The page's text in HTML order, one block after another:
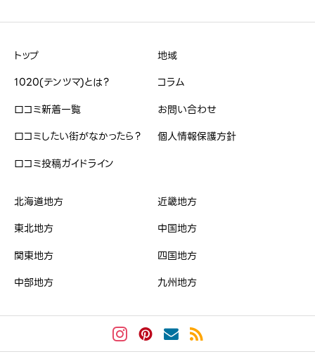
トップ
1020(テンツマ)とは？
口コミ新着一覧
口コミしたい街がなかったら？
口コミ投稿ガイドライン
地域
コラム
お問い合わせ
個人情報保護方針
北海道地方
東北地方
関東地方
中部地方
近畿地方
中国地方
四国地方
九州地方